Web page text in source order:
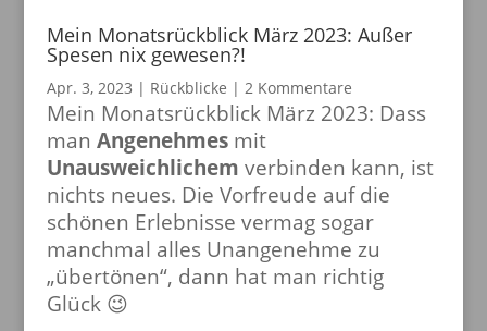
Mein Monatsrückblick März 2023: Außer
Spesen nix gewesen?!
Apr. 3, 2023 | Rückblicke | 2 Kommentare
Mein Monatsrückblick März 2023: Dass
man Angenehmesmit
Unausweichlichem verbinden kann, ist
nichts neues. Die Vorfreude auf die
schönen Erlebnisse vermag sogar
manchmal alles Unangenehme zu
„übertönen“, dann hat man richtig
Glück 😉